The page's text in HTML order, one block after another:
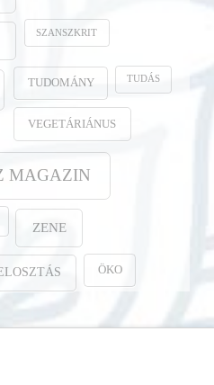
SZANSZKRIT
TUDOMÁNY TUDÁS
VEGETÁRIÁNUS
MAGAZIN
ZENE
ÖKO